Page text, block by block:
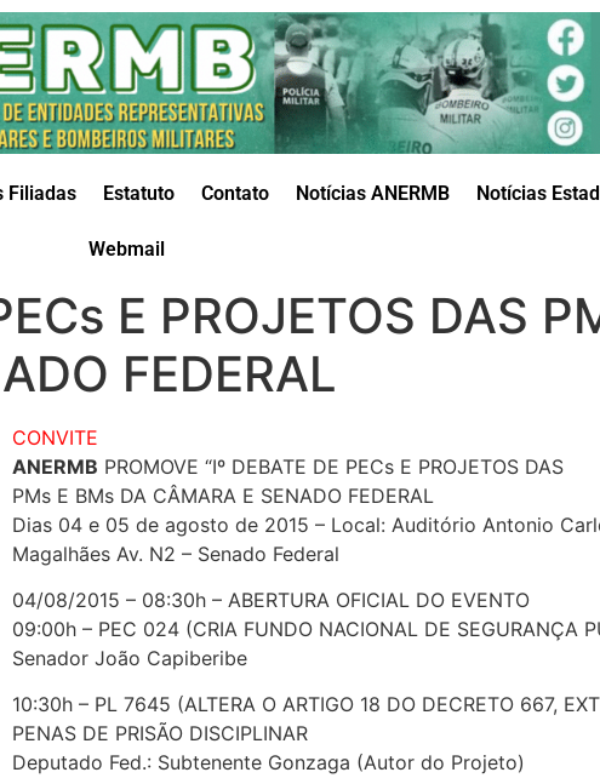
Filiadas Estatuto Contato Notícias ANERMB Notícias
Webmail
E PROJETOS DAS
FEDERAL
CONVITE
ANERMB PROMOVE “Iº DEBATE DE PECs E PROJETOS DAS
PMs E BMs DA CÂMARA E SENADO FEDERAL
Dias 04 e 05 de agosto de 2015 – Local: Auditório Antonio
Magalhães Av. N2 – Senado Federal
04/08/2015 – 08:30h – ABERTURA OFICIAL DO EVENTO
09:00h – PEC 024 (CRIA FUNDO NACIONAL DE SEGURANÇA
Senador João Capiberibe
10:30h – PL 7645 (ALTERA O ARTIGO 18 DO DECRETO 667,
PENAS DE PRISÃO DISCIPLINAR
Deputado Fed.: Subtenente Gonzaga (Autor do Projeto)